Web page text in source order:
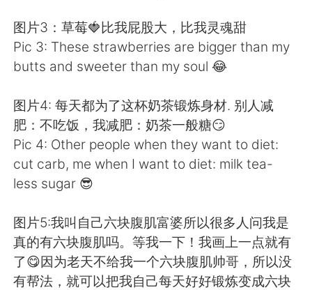
图片3：草莓🍓比我屁股大，比我灵魂甜
Pic 3: These strawberries are bigger than my
butts and sweeter than my soul 😂
图片4: 每天都为了这杯奶茶锻炼身材. 别人减
肥：不吃饭，我减肥：奶茶一般糖😏
Pic 4: Other people when they want to diet:
cut carb, me when I want to diet: milk tea-
less sugar 😎
图片5:我叫自己六块腹肌富婆所以很多人问我是
真的有六块腹肌吗。等我一下！我画上一点就有
了😋因为老天不给我一个六块腹肌帅哥，所以没
有帮法，就可以把我自己每天好好锻炼变成六块